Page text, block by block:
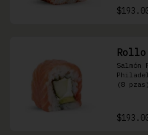
Salmón
(8 pzas)